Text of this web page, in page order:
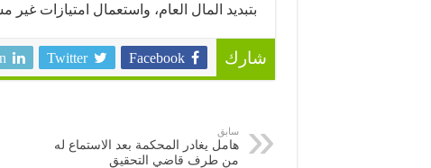
بتبديد المال العام، واستعمال امتيازات
شارك Facebook
Twitter
سابق
هامل يغادر المحكمة بعد الاستماع له
من طرف قاضي التحقيق